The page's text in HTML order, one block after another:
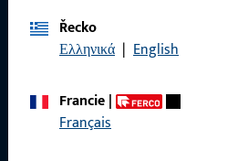
Řecko
Ελληνικά | English
Francie|
Français
Rychlý přístup